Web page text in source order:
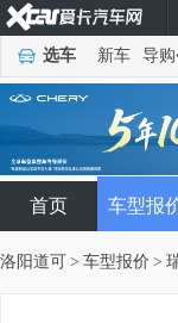
选车 新车 导购
首页 车型报
洛阳道可 > 车型报价 >